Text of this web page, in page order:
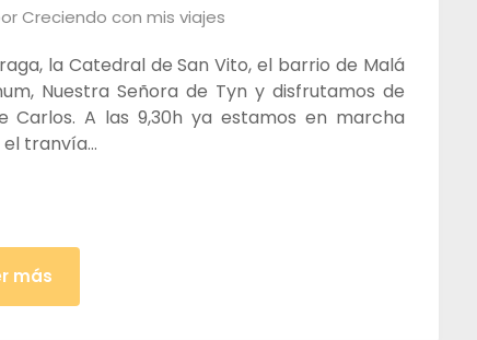
Creciendo con mis viajes
la Catedral de San Vito, el barrio de Malá
Nuestra Señora de Tyn y disfrutamos de
Carlos. A las 9,30h ya estamos en marcha
el tranvía…
más